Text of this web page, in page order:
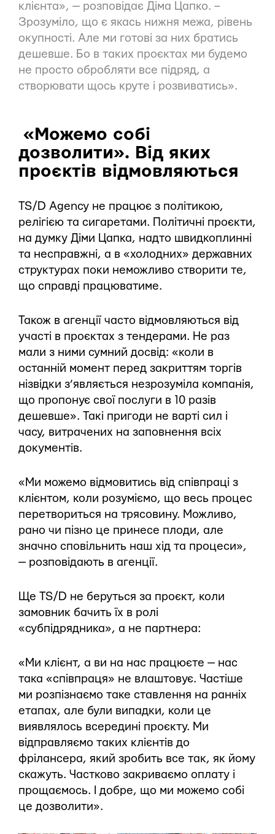
клієнта», — розповідає Діма Цапко. –
Зрозуміло, що є якась нижня межа, рівень
окупності. Але ми готові за них братись
дешевше. Бо в таких проєктах ми будемо
не просто обробляти все підряд, а
створювати щось круте і розвиватись».
«Можемо собі
дозволити». Від яких
проєктів відмовляються
TS/D Agency не працює з політикою,
релігією та сигаретами. Політичні проєкти,
на думку Діми Цапка, надто швидкоплинні
та несправжні, а в «холодних» державних
структурах поки неможливо створити те,
що справді працюватиме.
Також в агенції часто відмовляються від
участі в проєктах з тендерами. Не раз
мали з ними сумний досвід: «коли в
останній момент перед закриттям торгів
нізвідки з’являється незрозуміла компанія,
що пропонує свої послуги в 10 разів
дешевше». Такі пригоди не варті сил і
часу, витрачених на заповнення всіх
документів.
«Ми можемо відмовитись від співпраці з
клієнтом, коли розуміємо, що весь процес
перетвориться на трясовину. Можливо,
рано чи пізно це принесе плоди, але
значно сповільнить наш хід та процеси»,
— розповідають в агенції.
Ще TS/D не беруться за проєкт, коли
замовник бачить їх в ролі
«субпідрядника», а не партнера:
«Ми клієнт, а ви на нас працюєте — нас
така «співпраця» не влаштовує. Частіше
ми розпізнаємо таке ставлення на ранніх
етапах, але були випадки, коли це
виявлялось всередині проєкту. Ми
відправляємо таких клієнтів до
фрілансера, який зробить все так, як йому
скажуть. Частково закриваємо оплату і
прощаємось. І добре, що ми можемо собі
це дозволити».